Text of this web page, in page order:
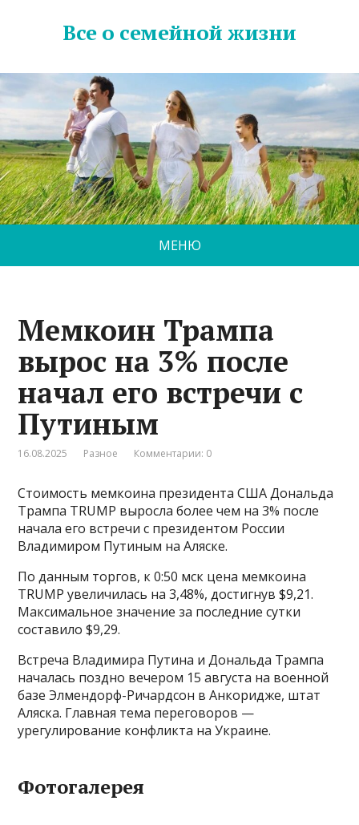
Все о семейной жизни
МЕНЮ
Мемкоин Трампа
вырос на 3% после
начал его встречи с
Путиным
16.08.2025 Разное Комментарии: 0
Стоимость мемкоина президента США Дональда
Трампа TRUMP выросла более чем на 3% после
начала его встречи с президентом России
Владимиром Путиным на Аляске.
По данным торгов, к 0:50 мск цена мемкоина
TRUMP увеличилась на 3,48%, достигнув $9,21.
Максимальное значение за последние сутки
составило $9,29.
Встреча Владимира Путина и Дональда Трампа
началась поздно вечером 15 августа на военной
базе Элмендорф-Ричардсон в Анкоридже, штат
Аляска. Главная тема переговоров —
урегулирование конфликта на Украине.
Фотогалерея